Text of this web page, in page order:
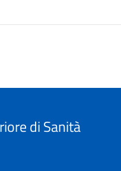
di Sanità